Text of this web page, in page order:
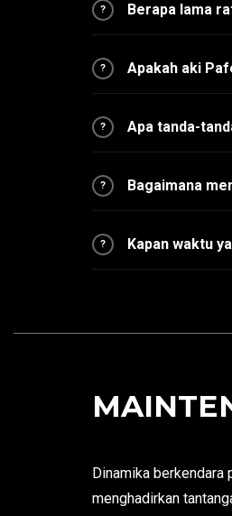
? Berapa lama
? Apakah aki
? Apa tanda-
? Bagaimana
? Kapan waktu
Dinamika berkendara
menghadirkan